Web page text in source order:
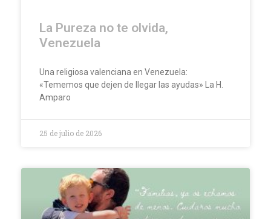
La Pureza no te olvida,
Venezuela
Una religiosa valenciana en Venezuela:
«Tememos que dejen de llegar las ayudas» La H.
Amparo
25 de julio de 2026